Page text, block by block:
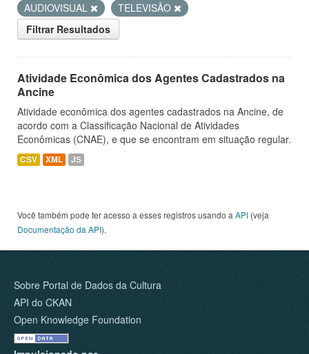
AUDIOVISUAL
TELEVISÃO
Filtrar Resultados
Atividade Econômica dos Agentes Cadastrados na
Ancine
Atividade econômica dos agentes cadastrados na Ancine, de
acordo com a Classificação Nacional de Atividades
Econômicas (CNAE), e que se encontram em situação regular.
CSV XML JS
Você também pode ter acesso a esses registros usando a API (veja
Documentação da API).
Sobre Portal de Dados da Cultura
API do CKAN
Open Knowledge Foundation